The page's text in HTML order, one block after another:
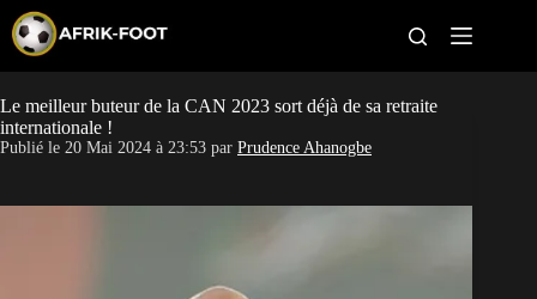
p
t
o
c
o
t
CAN féminine
Le meilleur buteur de la CAN 2023 sort déjà de sa retraite
internationale !
Publié le 20 Mai 2024 à 23:53 par Prudence Ahanogbe